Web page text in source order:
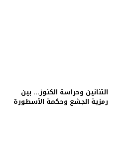
التنانين وحراسة الكنوز… بين
رمزية الجشع وحكمة الأسطورة